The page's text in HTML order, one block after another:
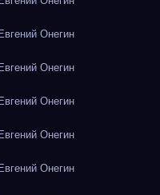
Онегин
Онегин
Онегин
Онегин
Онегин